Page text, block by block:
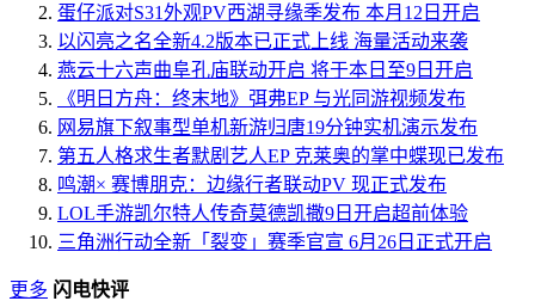
蛋仔派对S31外观PV西湖寻缘季发布 本月12日开启
以闪亮之名全新4.2版本已正式上线 海量活动来袭
燕云十六声曲阜孔庙联动开启 将于本日至9日开启
《明日方舟：终末地》弭弗EP 与光同游视频发布
网易旗下叙事型单机新游归唐19分钟实机演示发布
第五人格求生者默剧艺人EP 克莱奥的掌中蝶现已发布
鸣潮× 赛博朋克：边缘行者联动PV 现正式发布
LOL手游凯尔特人传奇莫德凯撒9日开启超前体验
三角洲行动全新「裂变」赛季官宣 6月26日正式开启
更多 闪电快评